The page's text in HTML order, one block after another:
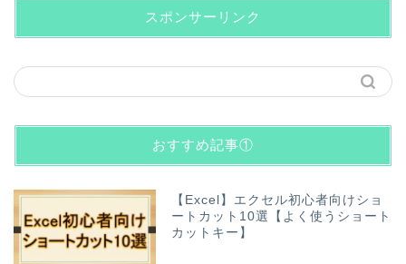
スポンサーリンク
おすすめ記事①
【Excel】エクセル初心者向けショ
ートカット10選【よく使うショート
カットキー】